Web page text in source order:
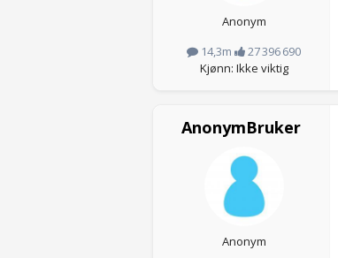
Anonym
14,3m
27 396 690
Kjønn: Ikke viktig
AnonymBruker
Anonym